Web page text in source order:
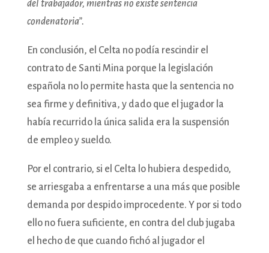
del trabajador, mientras no existe sentencia
condenatoria”.
En conclusión, el Celta no podía rescindir el
contrato de Santi Mina porque la legislación
española no lo permite hasta que la sentencia no
sea firme y definitiva, y dado que el jugador la
había recurrido la única salida era la suspensión
de empleo y sueldo.
Por el contrario, si el Celta lo hubiera despedido,
se arriesgaba a enfrentarse a una más que posible
demanda por despido improcedente. Y por si todo
ello no fuera suficiente, en contra del club jugaba
el hecho de que cuando fichó al jugador el